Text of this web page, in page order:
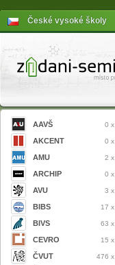
České vysoké školy
AAVŠ 0 x
AKCENT 0 x
AMU 2 x
ARCHIP 0 x
AVU 3 x
BIBS 17 x
BIVS 63 x
CEVRO 15 x
ČVUT 476 x